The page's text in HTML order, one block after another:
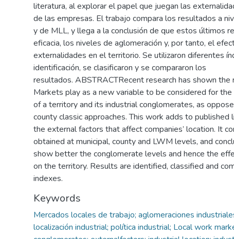
literatura, al explorar el papel que juegan las
de las empresas. El trabajo compara los resultados a
y de MLL, y llega a la conclusión de que estos últimos
eficacia, los niveles de aglomeración y, por tanto, el
externalidades en el territorio. Se utilizaron diferentes
identificación, se clasificaron y se compararon los
resultados. ABSTRACTRecent research has shown
Markets play as a new variable to be considered for the
of a territory and its industrial conglomerates, as
county classic approaches. This work adds to
the external factors that affect companies’ location. It
obtained at municipal, county and LWM levels, and
show better the conglomerate levels and hence the
on the territory. Results are identified, classified and
indexes.
Keywords
Mercados locales de trabajo; aglomeraciones
localización industrial; política industrial; Local work